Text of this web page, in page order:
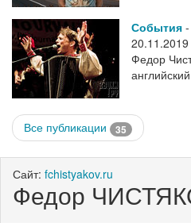
События -
20.11.2019
Федор
английский
Все публикации 35
Сайт: fchistyakov.ru
Федор